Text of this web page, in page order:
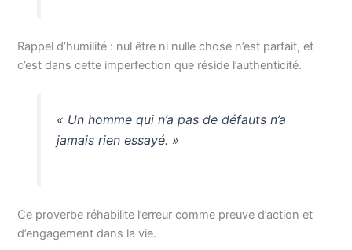
Rappel d’humilité : nul être ni nulle chose n’est parfait, et
c’est dans cette imperfection que réside l’authenticité.
« Un homme qui n’a pas de défauts n’a
jamais rien essayé. »
Ce proverbe réhabilite l’erreur comme preuve d’action et
d’engagement dans la vie.